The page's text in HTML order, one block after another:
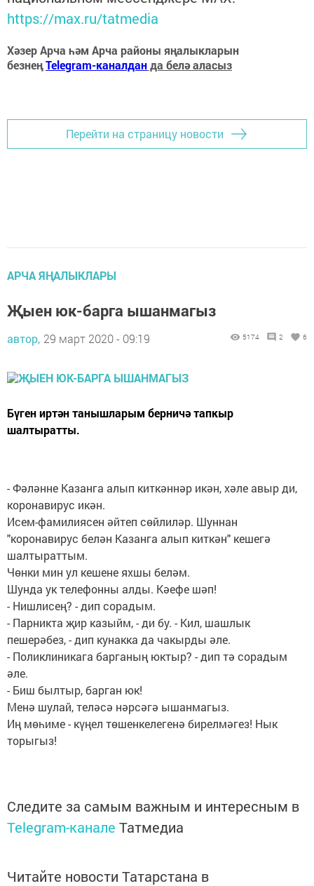
https://max.ru/tatmedia
Хәзер Арча һәм Арча районы яңалыкларын
безнеңTelegram-каналданда белә аласыз
Перейти на страницу новости
АРЧА ЯҢАЛЫКЛАРЫ
Җыен юк-барга ышанмагыз
автор, 29 март 2020 - 09:19 5174 2 6
Бүген иртән танышларым берничә тапкыр
шалтыратты.
- Фәләнне Казанга алып киткәннәр икән, хәле авыр ди,
коронавирус икән.
Исем-фамилиясен әйтеп сөйлиләр. Шуннан
"коронавирус белән Казанга алып киткән" кешегә
шалтыраттым.
Чөнки мин ул кешене яхшы беләм.
Шунда ук телефонны алды. Кәефе шәп!
- Нишлисең? - дип сорадым.
- Парникта җир казыйм, - ди бу. - Кил, шашлык
пешерәбез, - дип кунакка да чакырды әле.
- Поликлиникага барганың юктыр? - дип тә сорадым
әле.
- Биш былтыр, барган юк!
Менә шулай, теләсә нәрсәгә ышанмагыз.
Иң мөһиме - күңел төшенкелегенә бирелмәгез! Нык
торыгыз!
Следите за самым важным и интересным в
Telegram-канале Татмедиа
Читайте новости Татарстана в